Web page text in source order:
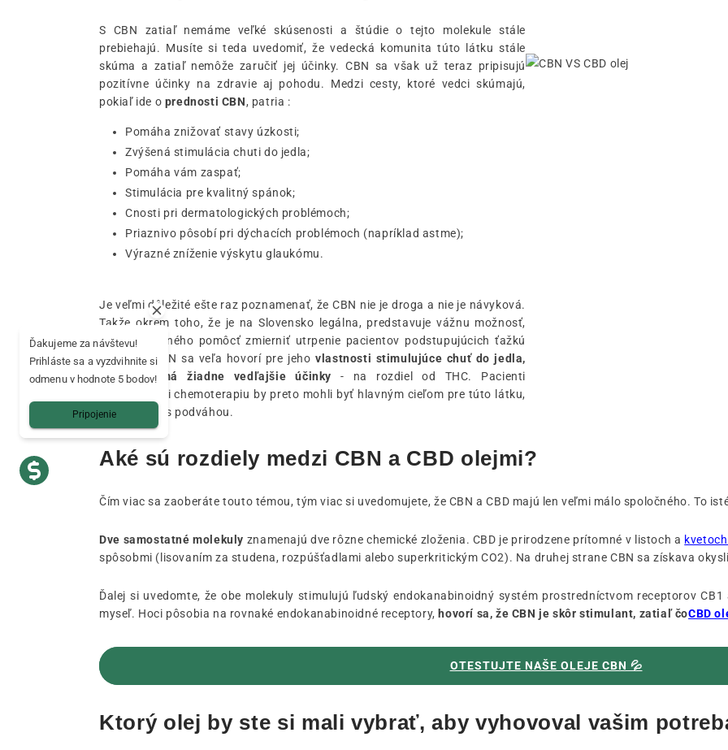
S CBN zatiaľ nemáme veľké skúsenosti a štúdie o tejto molekule stále
prebiehajú. Musíte si teda uvedomiť, že vedecká komunita túto látku stále
skúma a zatiaľ nemôže zaručiť jej účinky. CBN sa však už teraz pripisujú
pozitívne účinky na zdravie aj pohodu. Medzi cesty, ktoré vedci skúmajú,
pokiaľ ide o prednosti CBN, patria :
Pomáha znižovať stavy úzkosti;
Zvýšená stimulácia chuti do jedla;
Pomáha vám zaspať;
Stimulácia pre kvalitný spánok;
Cnosti pri dermatologických problémoch;
Priaznivo pôsobí pri dýchacích problémoch (napríklad astme);
Výrazné zníženie výskytu glaukómu.
Je veľmi dôležité ešte raz poznamenať, že CBN nie je droga a nie je návyková.
Takže okrem toho, že je na Slovensko legálna, predstavuje vážnu možnosť,
ako okrem iného pomôcť zmierniť utrpenie pacientov podstupujúcich ťažkú
liečbu. O CBN sa veľa hovorí pre jehovlastnosti stimulujúce chuť do jedla,
pričom nemá žiadne vedľajšie účinky - na rozdiel od THC. Pacienti
podstupujúci chemoterapiu by preto mohli byť hlavným cieľom pre túto látku,
ako aj ľudia s podváhou.
Aké sú rozdiely medzi CBN a CBD olejmi?
Čím viac sa zaoberáte touto témou, tým viac si uvedomujete, že CBN a CBD majú len veľmi málo spoločného. To
Dve samostatné molekuly znamenajú dve rôzne chemické zloženia. CBD je prirodzene prítomné v listoch a
spôsobmi (lisovaním za studena, rozpúšťadlami alebo superkritickým CO2). Na druhej strane CBN sa získava
Ďalej si uvedomte, že obe molekuly stimulujú ľudský endokanabinoidný systém prostredníctvom receptorov
myseľ. Hoci pôsobia na rovnaké endokanabinoidné receptory, hovorí sa, že CBN je skôr stimulant, zatiaľ čoCBD
OTESTUJTE NAŠE OLEJE CBN 💦
Ktorý olej by ste si mali vybrať, aby vyhovoval vašim
Ďakujeme za návštevu!
Prihláste sa a vyzdvihnite si
odmenu v hodnote 5 bodov!
Pripojenie